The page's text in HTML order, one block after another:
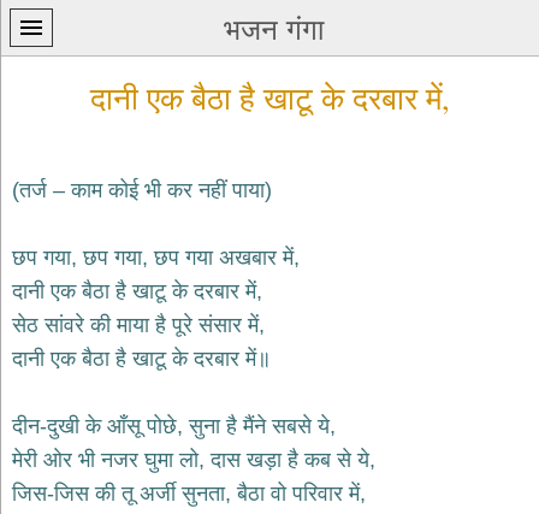
भजन गंगा
पन्ना
home
कृष्ण
भजन
krishna
शिव
भजन
bhajans
दानी एक बैठा है खाटू के दरबार में,
(तर्ज – काम कोई भी कर नहीं पाया)
छप गया, छप गया, छप गया अखबार में,
दानी एक बैठा है खाटू के दरबार में,
सेठ सांवरे की माया है पूरे संसार में,
दानी एक बैठा है खाटू के दरबार में॥
दीन-दुखी के आँसू पोछे, सुना है मैंने सबसे ये,
मेरी ओर भी नजर घुमा लो, दास खड़ा है कब से ये,
जिस-जिस की तू अर्जी सुनता, बैठा वो परिवार में,